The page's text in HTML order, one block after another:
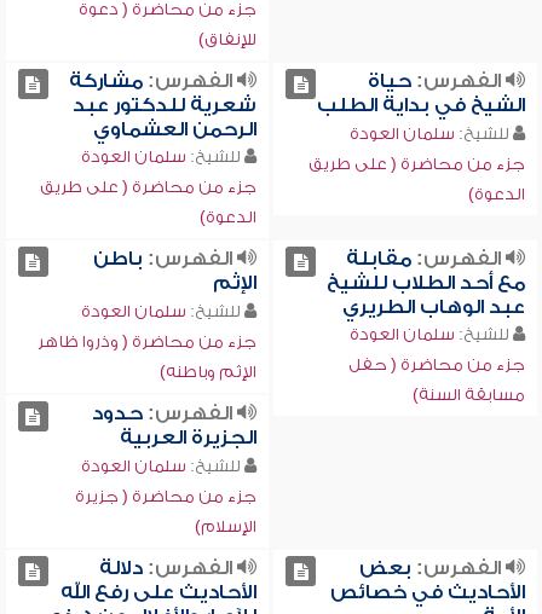
جزء من محاضرة ( دعوة
للإنفاق)
الفهرس:حياة
الشيخ في بداية الطلب
للشيخ: سلمان العودة
جزء من محاضرة ( على طريق
الدعوة)
الفهرس:مشاركة
شعرية للدكتور عبد
الرحمن العشماوي
للشيخ: سلمان العودة
جزء من محاضرة ( على طريق
الدعوة)
الفهرس:مقابلة
مع أحد الطلاب للشيخ
عبد الوهاب الطريري
للشيخ: سلمان العودة
جزء من محاضرة ( حفل
مسابقة السنة)
الفهرس: باطن
الإثم
للشيخ: سلمان العودة
جزء من محاضرة ( وذروا ظاهر
الإثم وباطنه)
الفهرس:حدود
الجزيرة العربية
للشيخ: سلمان العودة
جزء من محاضرة ( جزيرة
الإسلام)
الفهرس: بعض
الأحاديث في خصائص
الفهرس:دلالة
الأحاديث على رفع الله